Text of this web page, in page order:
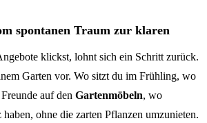
spontanen Traum zur klaren
klickst, lohnt sich ein Schritt zurück.
Garten vor. Wo sitzt du im Frühling, wo
auf den Gartenmöbeln, wo
ohne die zarten Pflanzen umzunieten.